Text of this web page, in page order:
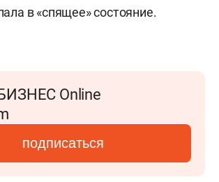
в «спящее» состояние.
Online
подписаться